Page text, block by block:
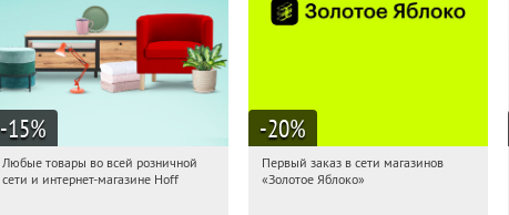
-15%
13:45:51 Получили:
Любые товары во всей розничной
сети и интернет-магазине Hoff
-20%
13:45:51
Получи первым!
Первый заказ в сети магазинов
«Золотое Яблоко»